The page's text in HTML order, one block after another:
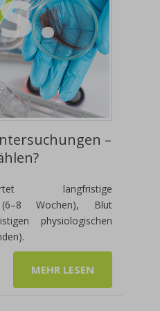
–
langfristige
(6–8 Wochen), Blut
physiologischen
MEHR LESEN